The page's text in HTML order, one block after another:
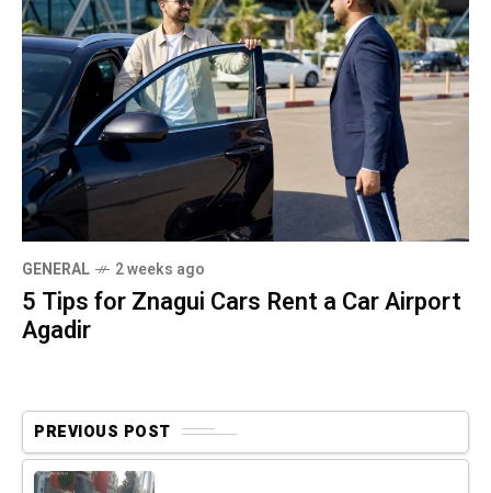
GENERAL 2 weeks ago
5 Tips for Znagui Cars Rent a Car Airport
Agadir
PREVIOUS POST